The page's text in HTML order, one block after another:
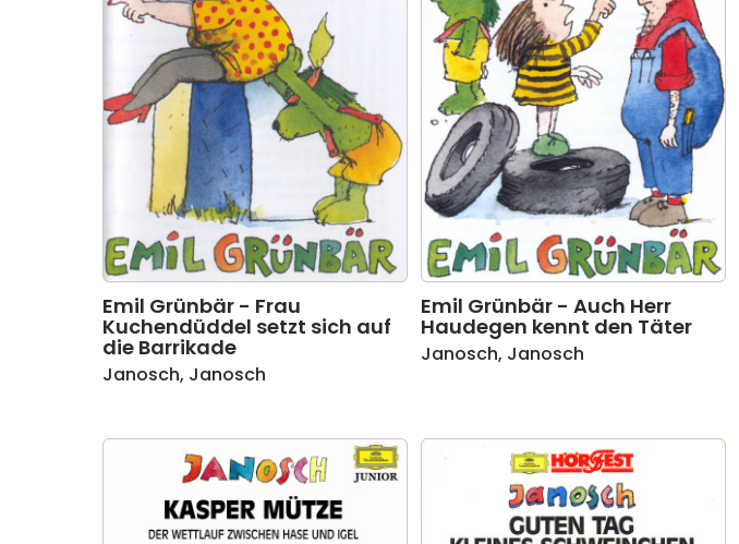
Emil Grünbär - Frau
Kuchendüddel setzt sich auf
die Barrikade
Janosch, Janosch
Emil Grünbär - Auch Herr
Haudegen kennt den Täter
Janosch, Janosch